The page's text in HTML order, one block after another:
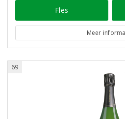
Fles
Meer
69